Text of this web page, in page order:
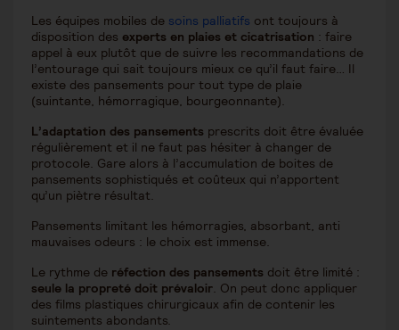
Les équipes mobiles de soins palliatifs ont toujours à
disposition des experts en plaies et cicatrisation : faire
appel à eux plutôt que de suivre les recommandations de
l’entourage qui sait toujours mieux ce qu’il faut faire… Il
existe des pansements pour tout type de plaie
(suintante, hémorragique, bourgeonnante).
L’adaptation des pansements prescrits doit être évaluée
régulièrement et il ne faut pas hésiter à changer de
protocole. Gare alors à l’accumulation de boites de
pansements sophistiqués et coûteux qui n’apportent
qu’un piètre résultat.
Pansements limitant les hémorragies, absorbant, anti
mauvaises odeurs : le choix est immense.
Le rythme de réfection des pansements doit être limité :
seule la propreté doit prévaloir. On peut donc appliquer
des films plastiques chirurgicaux afin de contenir les
suintements abondants.